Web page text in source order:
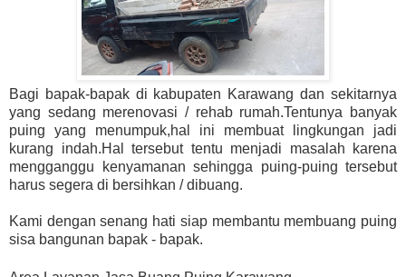
Bagi bapak-bapak di kabupaten Karawang dan sekitarnya
yang sedang merenovasi / rehab rumah.Tentunya banyak
puing yang menumpuk,hal ini membuat lingkungan jadi
kurang indah.Hal tersebut tentu menjadi masalah karena
mengganggu kenyamanan sehingga puing-puing tersebut
harus segera di bersihkan / dibuang.
Kami dengan senang hati siap membantu membuang puing
sisa bangunan bapak - bapak.